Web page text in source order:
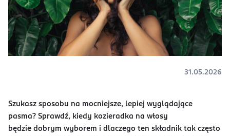
31.05.2026
Szukasz sposobu na mocniejsze, lepiej wyglądające
pasma? Sprawdź, kiedy kozieradka na włosy
będzie dobrym wyborem i dlaczego ten składnik tak często